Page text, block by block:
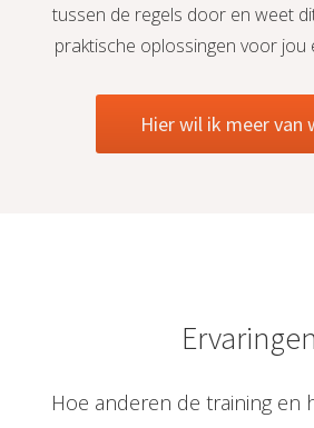
tussen de regels door en weet
praktische oplossingen voor jou
Hier wil ik meer van
Ervaringen
Hoe anderen de training en